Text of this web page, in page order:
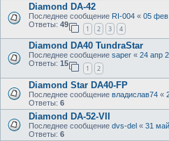
Diamond DA-42
Последнее сообщение RI-004 « 05 фев
Ответы: 49
1 2 3 4
Diamond DA40 TundraStar
Последнее сообщение saper « 24 апр
Ответы: 15
1 2
Diamond Star DA40-FP
Последнее сообщение владислав74 «
Ответы: 6
Diamond DA-52-VII
Последнее сообщение dvs-del « 31
Ответы: 6